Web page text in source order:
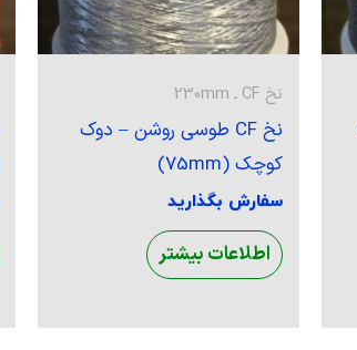
نخ CF ـ 230mm
نخ CF طوسی روشن – دوک
کوچک (75mm)
سفارش بگذارید
اطلاعات بیشتر